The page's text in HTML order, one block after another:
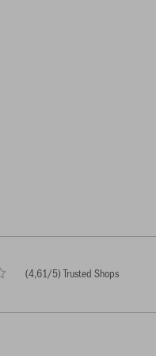
(4,61/5) Trusted Shops